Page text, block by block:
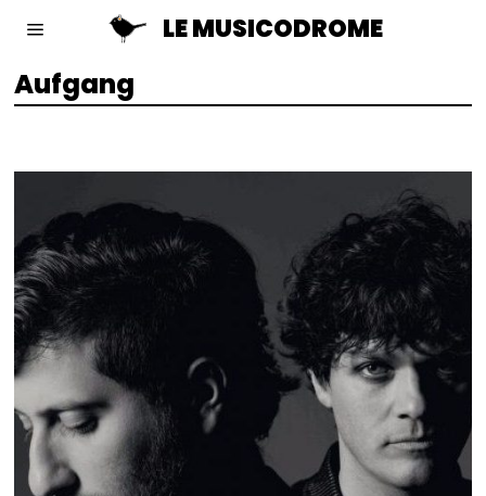
LE MUSICODROME
Aufgang